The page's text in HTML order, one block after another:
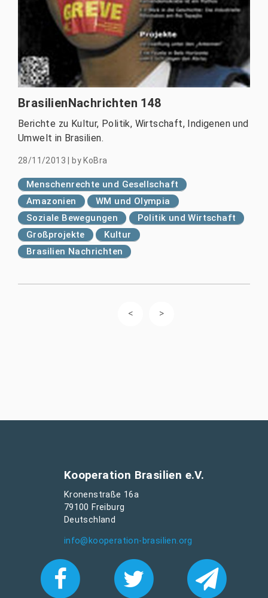
BrasilienNachrichten 148
Berichte zu Kultur, Politik, Wirtschaft, Indigenen und
Umwelt in Brasilien.
28/11/2013|byKoBra
Menschenrechte und Gesellschaft
Amazonien
WM und Olympia
Soziale Bewegungen
Politik und Wirtschaft
Großprojekte
Kultur
Brasilien Nachrichten
Kooperation Brasilien e.V.
Kronenstraße 16a
79100 Freiburg
Deutschland
info@kooperation-brasilien.org